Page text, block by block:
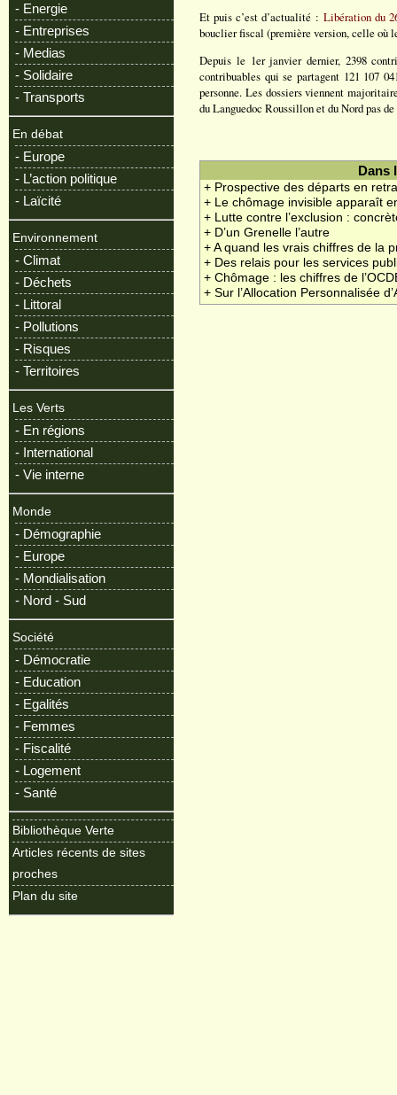
- Energie
- Entreprises
- Medias
- Solidaire
- Transports
En débat
- Europe
- L’action politique
- Laïcité
Environnement
- Climat
- Déchets
- Littoral
- Pollutions
- Risques
- Territoires
Les Verts
- En régions
- International
- Vie interne
Monde
- Démographie
- Europe
- Mondialisation
- Nord - Sud
Société
- Démocratie
- Education
- Egalités
- Femmes
- Fiscalité
- Logement
- Santé
Bibliothèque Verte
Articles récents de sites
proches
Plan du site
Et puis c’est d’actualité : Libération du
bouclier fiscal (première version, celle où
Depuis le 1er janvier dernier, 2398
contribuables qui se partagent 121 107
personne. Les dossiers viennent
du Languedoc Roussillon et du Nord pas
Dans
+ Prospective des départs en
+ Le chômage invisible apparaît
+ Lutte contre l’exclusion :
+ D’un Grenelle l’autre
+ A quand les vrais chiffres de la
+ Des relais pour les services
+ Chômage : les chiffres de
+ Sur l’Allocation Personnalisée